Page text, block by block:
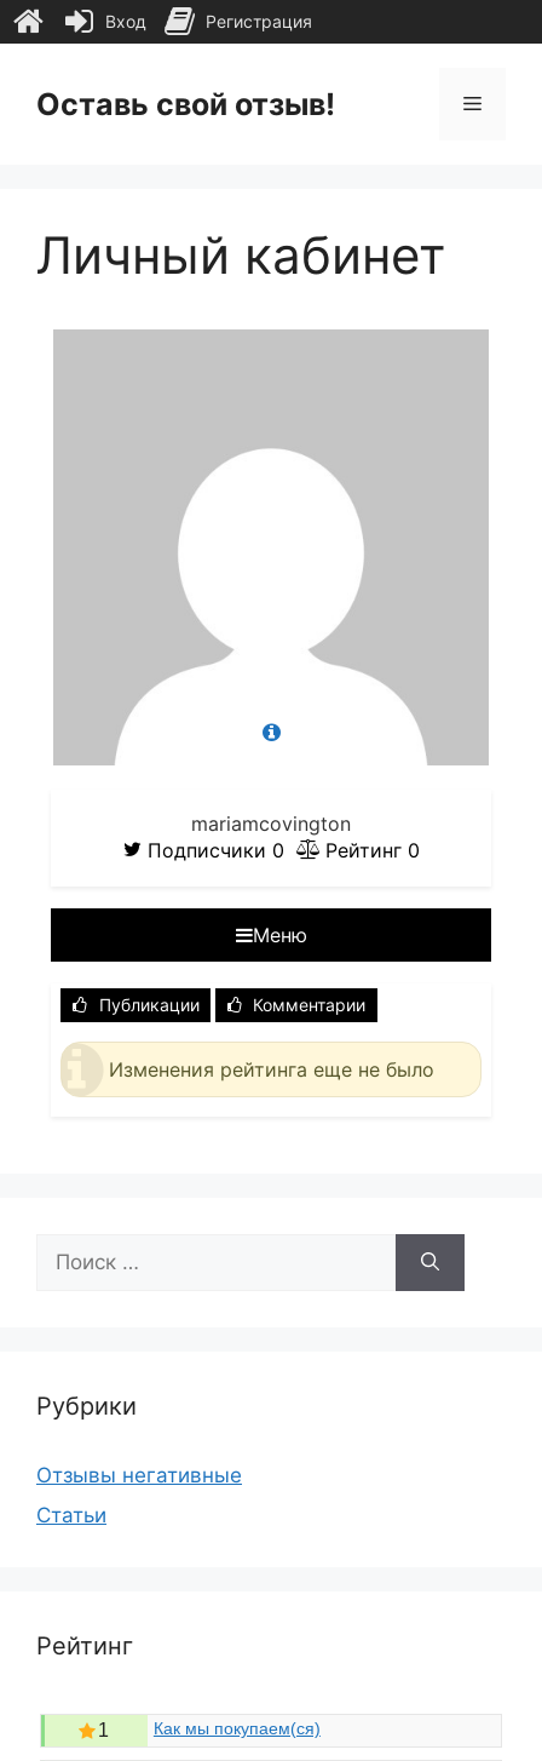
содержимому
Оставь свой отзыв! Меню
Личный кабинет
mariamcovington
Подписчики 0 Рейтинг 0
Меню
Публикации Комментарии
Изменения рейтинга еще не было
Рубрики
Отзывы негативные
Статьи
Рейтинг
1 Как мы покупаем(ся)
Вход Регистрация